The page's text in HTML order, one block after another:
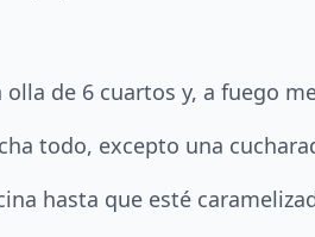
de 6 cuartos y, a fuego
todo, excepto una
hasta que esté